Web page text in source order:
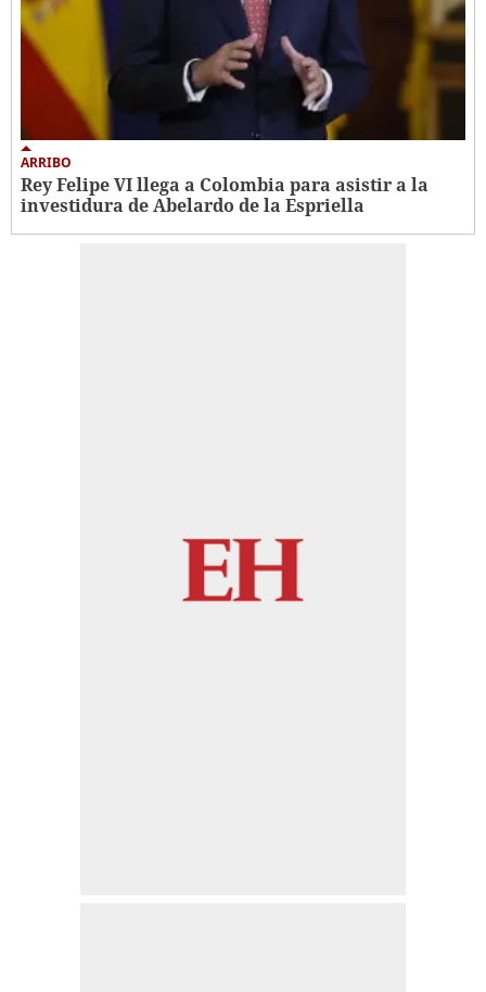
ARRIBO
Rey Felipe VI llega a Colombia para asistir a la
investidura de Abelardo de la Espriella